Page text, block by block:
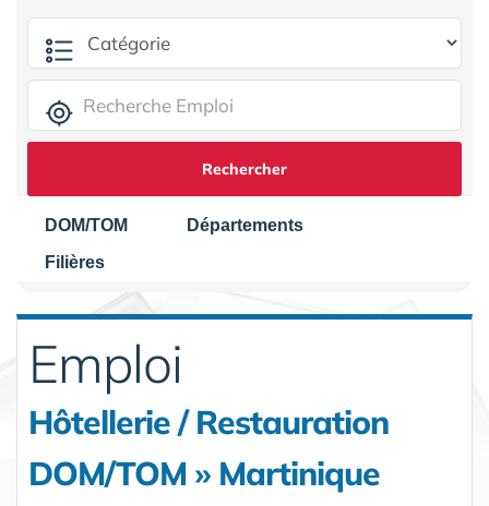
Rechercher
DOM/TOM
Départements
Filières
Emploi
Hôtellerie / Restauration
DOM/TOM » Martinique